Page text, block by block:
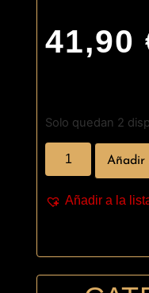
41,90
Solo quedan 2
Añadir
Añadir a la